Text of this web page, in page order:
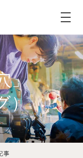
」
）
事